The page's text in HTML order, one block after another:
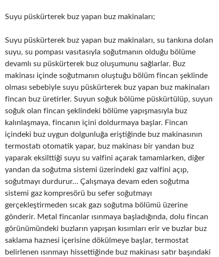
Suyu püskürterek buz yapan buz makinaları;
Suyu püskürterek buz yapan buz makinaları, su tankına dolan
suyu, su pompası vasıtasıyla soğutmanın olduğu bölüme
devamlı su püskürterek buz oluşumunu sağlarlar. Buz
makinası içinde soğutmanın oluştuğu bölüm fincan şeklinde
olması sebebiyle suyu püskürterek buz yapan buz makinaları
fincan buz üretirler. Suyun soğuk bölüme püskürtülüp, suyun
soğuk olan fincan şeklindeki bölüme yapışmasıyla buz
kalınlaşmaya, fincanın içini doldurmaya başlar. Fincan
içindeki buz uygun dolgunluğa eriştiğinde buz makinasının
termostatı otomatik yapar, buz makinası bir yandan buz
yaparak eksilttiği suyu su valfini açarak tamamlarken, diğer
yandan da soğutma sistemi üzerindeki gaz valfini açıp,
soğutmayı durdurur… Çalışmaya devam eden soğutma
sistemi gaz kompresörü bu sefer soğutmayı
gerçekleştirmeden sıcak gazı soğutma bölümü üzerine
gönderir. Metal fincanlar ısınmaya başladığında, dolu fincan
görünümündeki buzların yapışan kısımları erir ve buzlar buz
saklama haznesi içerisine dökülmeye başlar, termostat
belirlenen ısınmayı hissettiğinde buz makinası satır başındaki